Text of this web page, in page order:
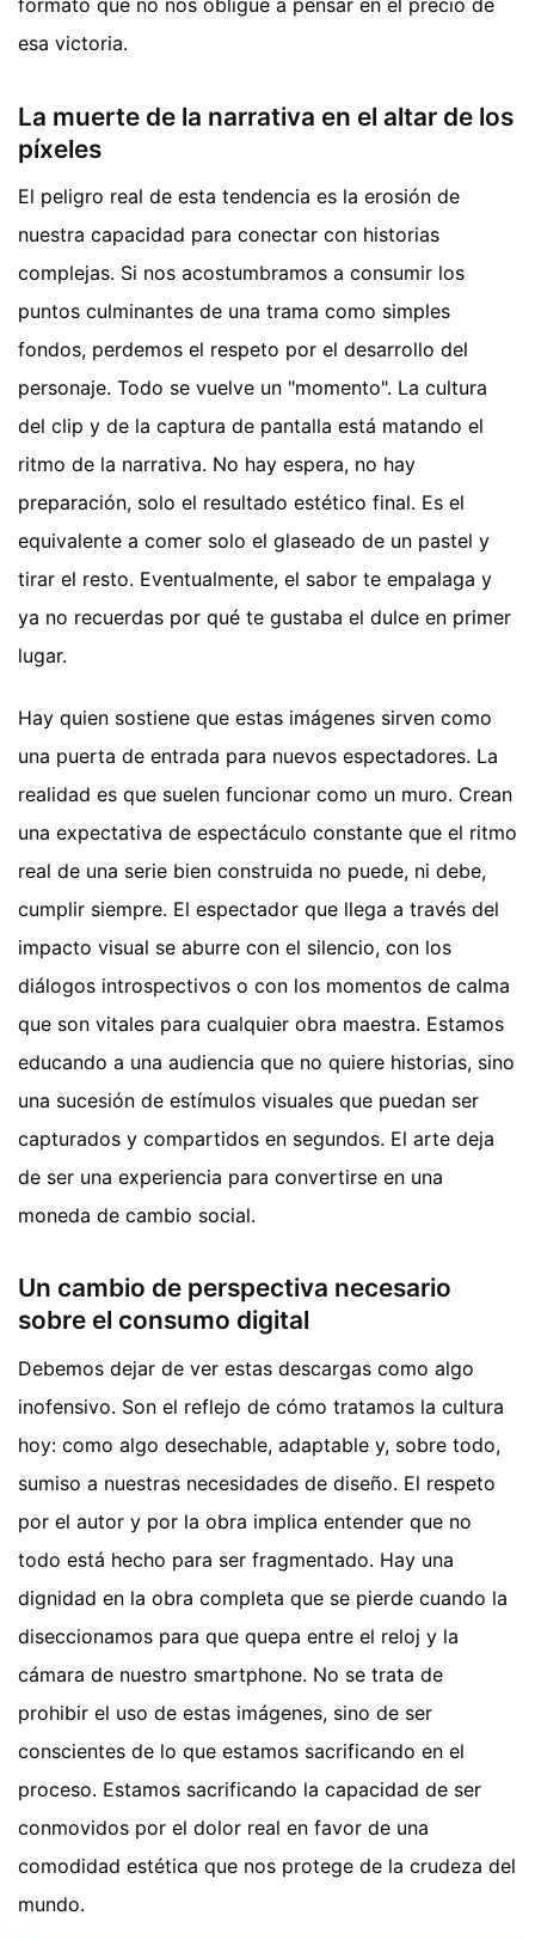
formato que no nos obligue a pensar en el precio de
esa victoria.
La muerte de la narrativa en el altar de los
píxeles
El peligro real de esta tendencia es la erosión de
nuestra capacidad para conectar con historias
complejas. Si nos acostumbramos a consumir los
puntos culminantes de una trama como simples
fondos, perdemos el respeto por el desarrollo del
personaje. Todo se vuelve un "momento". La cultura
del clip y de la captura de pantalla está matando el
ritmo de la narrativa. No hay espera, no hay
preparación, solo el resultado estético final. Es el
equivalente a comer solo el glaseado de un pastel y
tirar el resto. Eventualmente, el sabor te empalaga y
ya no recuerdas por qué te gustaba el dulce en primer
lugar.
Hay quien sostiene que estas imágenes sirven como
una puerta de entrada para nuevos espectadores. La
realidad es que suelen funcionar como un muro. Crean
una expectativa de espectáculo constante que el ritmo
real de una serie bien construida no puede, ni debe,
cumplir siempre. El espectador que llega a través del
impacto visual se aburre con el silencio, con los
diálogos introspectivos o con los momentos de calma
que son vitales para cualquier obra maestra. Estamos
educando a una audiencia que no quiere historias, sino
una sucesión de estímulos visuales que puedan ser
capturados y compartidos en segundos. El arte deja
de ser una experiencia para convertirse en una
moneda de cambio social.
Un cambio de perspectiva necesario
sobre el consumo digital
Debemos dejar de ver estas descargas como algo
inofensivo. Son el reflejo de cómo tratamos la cultura
hoy: como algo desechable, adaptable y, sobre todo,
sumiso a nuestras necesidades de diseño. El respeto
por el autor y por la obra implica entender que no
todo está hecho para ser fragmentado. Hay una
dignidad en la obra completa que se pierde cuando la
diseccionamos para que quepa entre el reloj y la
cámara de nuestro smartphone. No se trata de
prohibir el uso de estas imágenes, sino de ser
conscientes de lo que estamos sacrificando en el
proceso. Estamos sacrificando la capacidad de ser
conmovidos por el dolor real en favor de una
comodidad estética que nos protege de la crudeza del
mundo.